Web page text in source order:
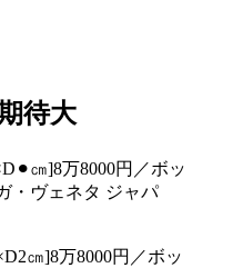
待大
㎝]8万8000円／ボッ